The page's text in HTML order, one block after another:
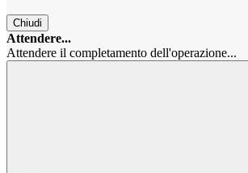
Chiudi
Attendere...
Attendere il completamento dell'operazione...